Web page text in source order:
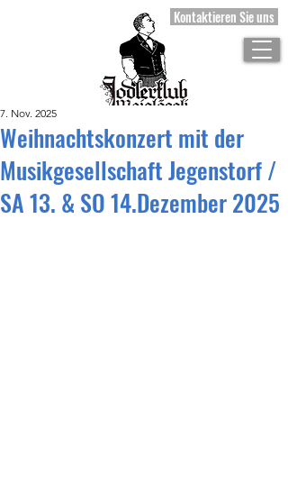
Kontaktieren Sie uns
Weihnachtskonzert mit der
Musikgesellschaft Jegenstorf /
SA 13. & SO 14.Dezember 2025
7. Nov. 2025